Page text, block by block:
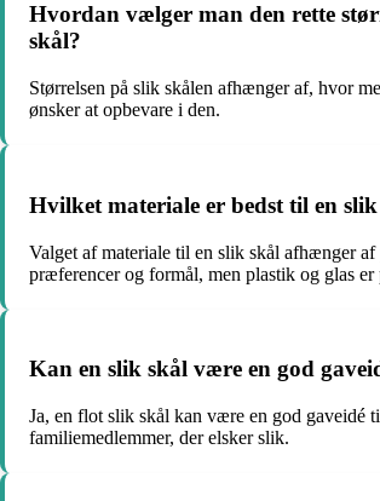
Hvordan vælger man den rette
skål?
Størrelsen på slik skålen afhænger af, hvor
ønsker at opbevare i den.
Hvilket materiale er bedst til en
Valget af materiale til en slik skål afhænger af
præferencer og formål, men plastik og glas
Kan en slik skål være en god
Ja, en flot slik skål kan være en god gaveidé
familiemedlemmer, der elsker slik.